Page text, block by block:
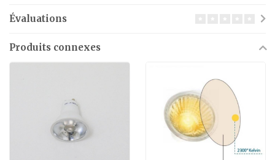
Évaluations
Produits connexes